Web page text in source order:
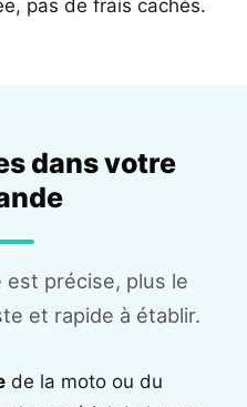
pas de frais cachés.
dans votre
est précise, plus le
et rapide à établir.
de la moto ou du